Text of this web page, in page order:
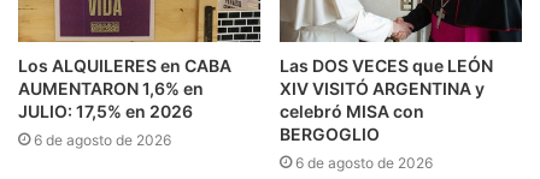
Los ALQUILERES en CABA
AUMENTARON 1,6% en
JULIO: 17,5% en 2026
6 de agosto de 2026
Las DOS VECES que LEÓN
XIV VISITÓ ARGENTINA y
celebró MISA con
BERGOGLIO
6 de agosto de 2026